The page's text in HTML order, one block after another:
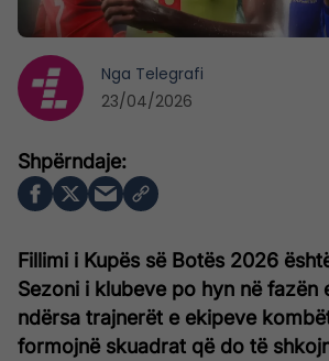
Fillimi i Kupës së Botës 2026
Sezoni i klubeve po hyn në fazën
ndërsa trajnerët e ekipeve
formojnë skuadrat që do të
Nga Telegrafi
23/04/2026